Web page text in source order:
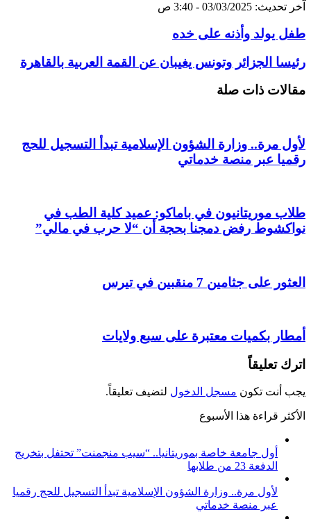
آخر تحديث: 03/03/2025 - 3:40 ص
طفل يولد وأذنه على خده
رئيسا الجزائر وتونس يغيبان عن القمة العربية بالقاهرة
مقالات ذات صلة
لأول مرة.. وزارة الشؤون الإسلامية تبدأ التسجيل للحج
رقميا عبر منصة خدماتي
طلاب موريتانيون في باماكو: عميد كلية الطب في
نواكشوط رفض دمجنا بحجة أن “لا حرب في مالي”
العثور على جثامين 7 منقبين في تيرس
أمطار بكميات معتبرة على سبع ولايات
اترك تعليقاً
يجب أنت تكون مسجل الدخول لتضيف تعليقاً.
الأكثر قراءة هذا الأسبوع
أول جامعة خاصة بموريتانيا.. “سيب منجمنت” تحتفل بتخريج
الدفعة 23 من طلابها
لأول مرة.. وزارة الشؤون الإسلامية تبدأ التسجيل للحج رقميا
عبر منصة خدماتي